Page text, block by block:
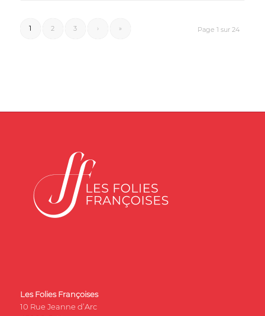
Page 1 sur 24
1 2 3 › »
Les Folies Françoises
10 Rue Jeanne d’Arc